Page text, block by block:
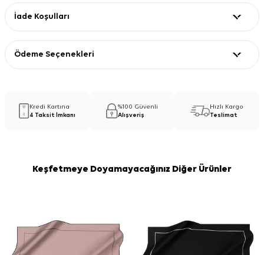
İade Koşulları
Ödeme Seçenekleri
Kredi Kartına
4 Taksit İmkanı
%100 Güvenli
Alışveriş
Hızlı Kargo
Teslimat
Keşfetmeye Doyamayacağınız Diğer Ürünler